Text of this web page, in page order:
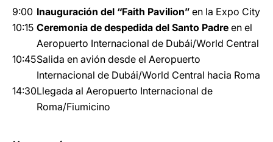
9:00 Inauguración del “Faith Pavilion” en la Expo City
10:15 Ceremonia de despedida del Santo Padre en el
Aeropuerto Internacional de Dubái/World Central
10:45Salida en avión desde el Aeropuerto
Internacional de Dubái/World Central hacia Roma
14:30Llegada al Aeropuerto Internacional de
Roma/Fiumicino